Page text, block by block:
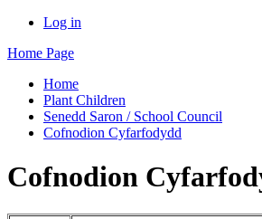
Log in
Home Page
Home
Plant Children
Senedd Saron / School Council
Cofnodion Cyfarfodydd
Cofnodion